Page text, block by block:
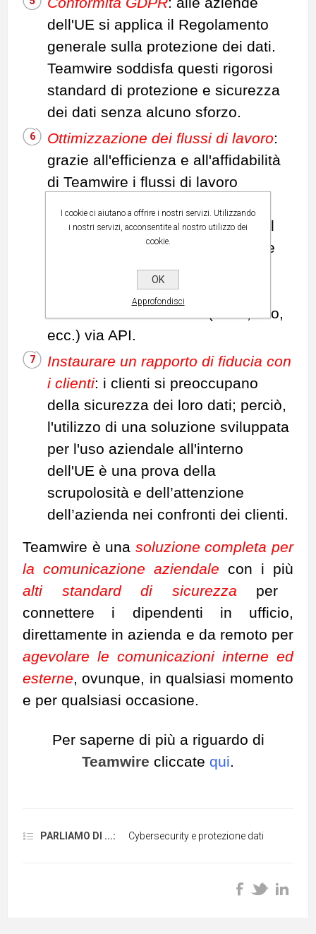
dell'UE si applica il Regolamento
generale sulla protezione dei dati.
Teamwire soddisfa questi rigorosi
standard di protezione e sicurezza
dei dati senza alcuno sforzo.
Ottimizzazione dei flussi di lavoro:
grazie all'efficienza e all'affidabilità
di Teamwire i flussi di lavoro
permette di soddisfare i clienti nel
miglior modo possibile e di fornire
loro un servizio eccellente.
Integrabile con soluzioni di
collaboration aziendale (CRM, sito,
ecc.) via API.
Instaurare un rapporto di fiducia con
i clienti: i clienti si preoccupano
della sicurezza dei loro dati; perciò,
l'utilizzo di una soluzione sviluppata
per l'uso aziendale all'interno
dell'UE è una prova della
scrupolosità e dell’attenzione
dell’azienda nei confronti dei clienti.
Teamwire è una soluzione completa per
la comunicazione aziendale con i più
alti standard di sicurezza per
connettere i dipendenti in ufficio,
direttamente in azienda e da remoto per
agevolare le comunicazioni interne ed
esterne, ovunque, in qualsiasi momento
e per qualsiasi occasione.
Per saperne di più a riguardo di
Teamwire cliccate qui.
PARLIAMO DI ...: Cybersecurity e protezione dati
I cookie ci aiutano a offrire i nostri servizi. Utilizzando
i nostri servizi, acconsentite al nostro utilizzo dei
cookie.
OK
Approfondisci